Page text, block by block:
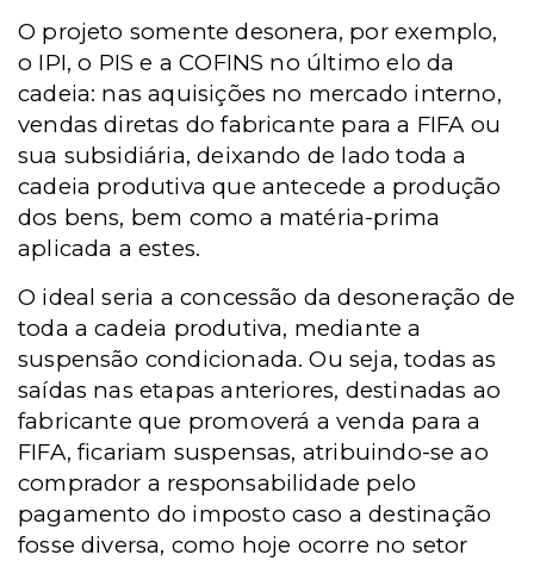
O projeto somente desonera, por exemplo,
o IPI, o PIS e a COFINS no último elo da
cadeia: nas aquisições no mercado interno,
vendas diretas do fabricante para a FIFA ou
sua subsidiária, deixando de lado toda a
cadeia produtiva que antecede a produção
dos bens, bem como a matéria-prima
aplicada a estes.
O ideal seria a concessão da desoneração de
toda a cadeia produtiva, mediante a
suspensão condicionada. Ou seja, todas as
saídas nas etapas anteriores, destinadas ao
fabricante que promoverá a venda para a
FIFA, ficariam suspensas, atribuindo-se ao
comprador a responsabilidade pelo
pagamento do imposto caso a destinação
fosse diversa, como hoje ocorre no setor